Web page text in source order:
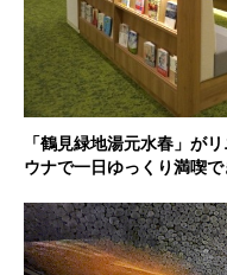
「鶴見緑地湯元水春」が
ウナで一日ゆっくり満喫